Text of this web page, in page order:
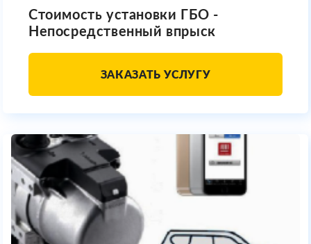
Стоимость установки ГБО -
Непосредственный впрыск
ЗАКАЗАТЬ УСЛУГУ